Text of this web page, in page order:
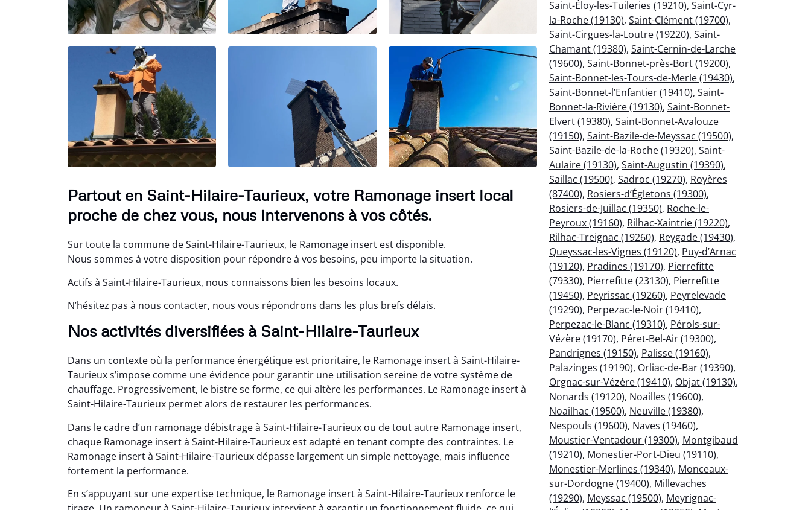
Partout en Saint-Hilaire-Taurieux, votre Ramonage insert local
proche de chez vous, nous intervenons à vos côtés.
Sur toute la commune de Saint-Hilaire-Taurieux, le Ramonage insert est disponible.
Nous sommes à votre disposition pour répondre à vos besoins, peu importe la situation.
Actifs à Saint-Hilaire-Taurieux, nous connaissons bien les besoins locaux.
N’hésitez pas à nous contacter, nous vous répondrons dans les plus brefs délais.
Nos activités diversifiées à Saint-Hilaire-Taurieux
Dans un contexte où la performance énergétique est prioritaire, le Ramonage insert à Saint-Hilaire-
Taurieux s’impose comme une évidence pour garantir une utilisation sereine de votre système de
chauffage. Progressivement, le bistre se forme, ce qui altère les performances. Le Ramonage insert à
Saint-Hilaire-Taurieux permet alors de restaurer les performances.
Dans le cadre d’un ramonage débistrage à Saint-Hilaire-Taurieux ou de tout autre Ramonage insert,
chaque Ramonage insert à Saint-Hilaire-Taurieux est adapté en tenant compte des contraintes. Le
Ramonage insert à Saint-Hilaire-Taurieux dépasse largement un simple nettoyage, mais influence
fortement la performance.
En s’appuyant sur une expertise technique, le Ramonage insert à Saint-Hilaire-Taurieux renforce le
Saint-Éloy-les-Tuileries (19210), Saint-Cyr-
la-Roche (19130), Saint-Clément (19700),
Saint-Cirgues-la-Loutre (19220), Saint-
Chamant (19380), Saint-Cernin-de-Larche
(19600), Saint-Bonnet-près-Bort (19200),
Saint-Bonnet-les-Tours-de-Merle (19430),
Saint-Bonnet-l’Enfantier (19410), Saint-
Bonnet-la-Rivière (19130), Saint-Bonnet-
Elvert (19380), Saint-Bonnet-Avalouze
(19150), Saint-Bazile-de-Meyssac (19500),
Saint-Bazile-de-la-Roche (19320), Saint-
Aulaire (19130), Saint-Augustin (19390),
Saillac (19500), Sadroc (19270), Royères
(87400), Rosiers-d’Égletons (19300),
Rosiers-de-Juillac (19350), Roche-le-
Peyroux (19160), Rilhac-Xaintrie (19220),
Rilhac-Treignac (19260), Reygade (19430),
Queyssac-les-Vignes (19120), Puy-d’Arnac
(19120), Pradines (19170), Pierrefitte
(79330), Pierrefitte (23130), Pierrefitte
(19450), Peyrissac (19260), Peyrelevade
(19290), Perpezac-le-Noir (19410),
Perpezac-le-Blanc (19310), Pérols-sur-
Vézère (19170), Péret-Bel-Air (19300),
Pandrignes (19150), Palisse (19160),
Palazinges (19190), Orliac-de-Bar (19390),
Orgnac-sur-Vézère (19410), Objat (19130),
Nonards (19120), Noailles (19600),
Noailhac (19500), Neuville (19380),
Nespouls (19600), Naves (19460),
Moustier-Ventadour (19300), Montgibaud
(19210), Monestier-Port-Dieu (19110),
Monestier-Merlines (19340), Monceaux-
sur-Dordogne (19400), Millevaches
(19290), Meyssac (19500), Meyrignac-